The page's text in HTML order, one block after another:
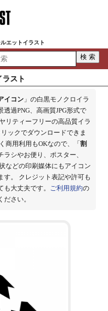
エットイラスト
ラスト
イコン」の白黒モノクロイラ
過PNG、高画質JPG形式で
リティーフリーの高品質イラ
ックでダウンロードできま
商用利用もOKなので、「 割
ラシやお便り、ポスター、
などの印刷媒体にもアイコン
す。 クレジット表記や許可も
大丈夫です。 ご利用規約の
さい。